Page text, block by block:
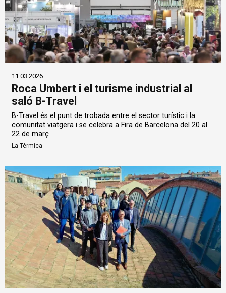
11.03.2026
Roca Umbert i el turisme industrial al
saló B-Travel
B-Travel és el punt de trobada entre el sector turístic i la
comunitat viatgera i se celebra a Fira de Barcelona del 20 al
22 de març
La Tèrmica